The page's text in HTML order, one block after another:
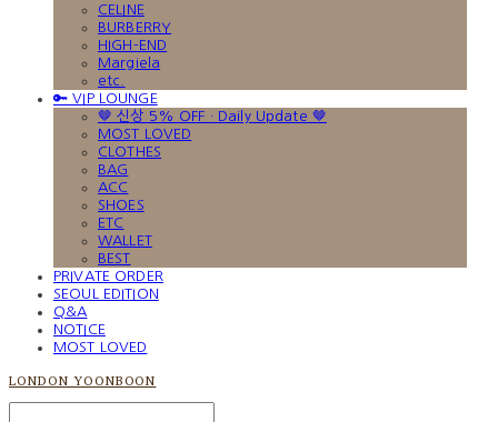
CELINE
BURBERRY
HIGH-END
Margiela
etc.
🔑 VIP LOUNGE
🤎 신상 5% OFF · Daily Update 🤎
MOST LOVED
CLOTHES
BAG
ACC
SHOES
ETC
WALLET
BEST
PRIVATE ORDER
SEOUL EDITION
Q&A
NOTICE
MOST LOVED
LONDON YOONBOON